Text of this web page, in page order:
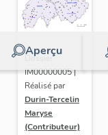
Aperçu
Dossier
IM00000005 |
Réalisé par
Durin-Tercelin
Maryse
(Contributeur)